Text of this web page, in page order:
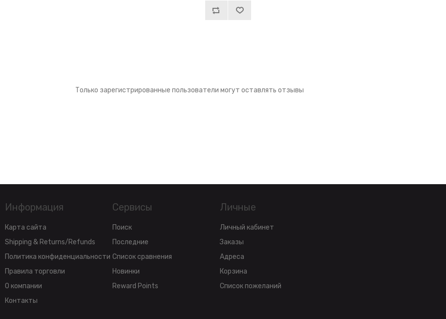
Только зарегистрированные пользователи могут оставлять отзывы
Информация
Карта сайта
Shipping & Returns/Refunds
Политика конфиденциальности
Правила торговли
О компании
Контакты
Сервисы
Поиск
Последние
Список сравнения
Новинки
Reward Points
Личные
Личный кабинет
Заказы
Адреса
Корзина
Список пожеланий